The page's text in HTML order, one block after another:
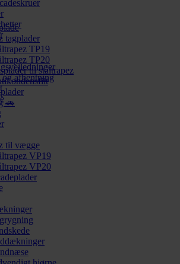
afhentning
tagplader
TP19
TP20
til ståltrapez
🚗
til vægge
VP19
VP20